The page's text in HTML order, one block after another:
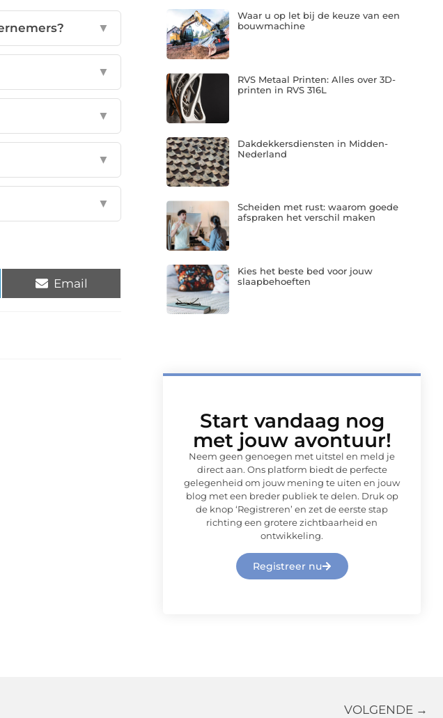
▼
▼
▼
▼
▼
Email
Waar u op let bij de keuze van een
bouwmachine
RVS Metaal Printen: Alles over 3D-
printen in RVS 316L
Dakdekkersdiensten in Midden-
Nederland
Scheiden met rust: waarom goede
afspraken het verschil maken
Kies het beste bed voor jouw
slaapbehoeften
Start vandaag nog
met jouw avontuur!
Neem geen genoegen met uitstel en meld je
direct aan. Ons platform biedt de perfecte
gelegenheid om jouw mening te uiten en jouw
blog met een breder publiek te delen. Druk op
de knop ‘Registreren’ en zet de eerste stap
richting een grotere zichtbaarheid en
ontwikkeling.
Registreer nu
VOLGENDE →